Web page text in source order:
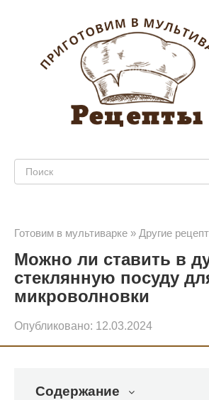
контенту
Поиск:
Готовим в мультиварке » Другие
Можно ли ставить в
стеклянную посуду
микроволновки
Опубликовано: 12.03.2024
Содержание